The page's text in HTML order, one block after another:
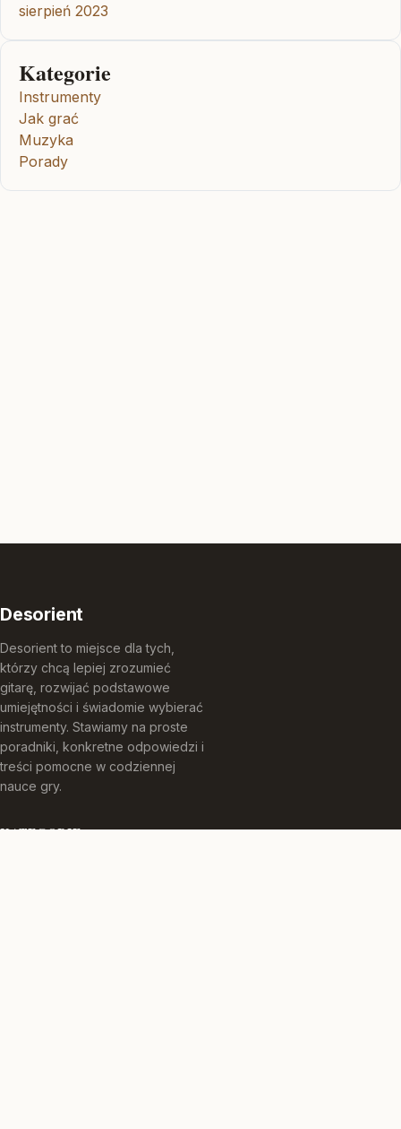
sierpień 2023
Kategorie
Instrumenty
Jak grać
Muzyka
Porady
Desorient
Desorient to miejsce dla tych,
którzy chcą lepiej zrozumieć
gitarę, rozwijać podstawowe
umiejętności i świadomie wybierać
instrumenty. Stawiamy na proste
poradniki, konkretne odpowiedzi i
treści pomocne w codziennej
nauce gry.
KATEGORIE